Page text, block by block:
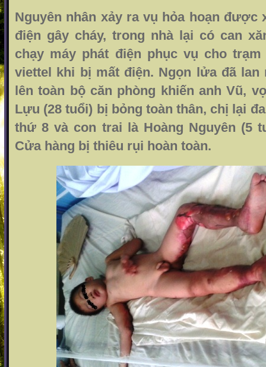
Nguyên nhân xảy ra vụ hỏa hoạn được
điện gây cháy, trong nhà lại có can
chạy máy phát điện phục vụ cho
viettel khi bị mất điện. Ngọn lửa đã lan
lên toàn bộ căn phòng khiến anh Vũ,
Lựu (28 tuổi) bị bỏng toàn thân, chị lại
thứ 8 và con trai là Hoàng Nguyên (5
Cửa hàng bị thiêu rụi hoàn toàn.